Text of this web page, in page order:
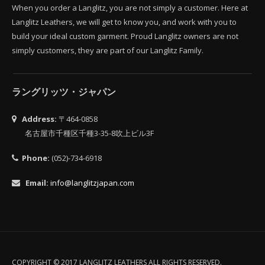
When you order a Langlitz, you are not simply a customer. Here at
Langlitz Leathers, we will get to know you, and work with you to
build your ideal custom garment. Proud Langlitz owners are not
simply customers, they are part of our Langlitz Family.
ラングリッツ・ジャパン
Address: 〒464-0858
名古屋市千種区千種3-35-8吹上ビル3F
Phone: (052)-734-6918
Email: info@langlitzjapan.com
COPYRIGHT © 2017 LANGLITZ LEATHERS ALL RIGHTS RESERVED.